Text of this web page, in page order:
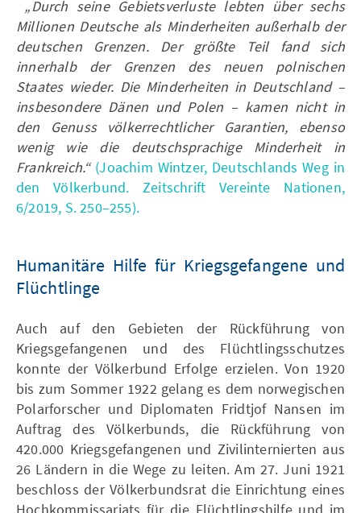
„Durch seine Ge­bietsverluste lebten über sechs
Millionen Deutsche als Minderheiten außerhalb der
deutschen Grenzen. Der größte Teil fand sich
innerhalb der Grenzen des neuen polnischen
Staates wieder. Die Minder­heiten in Deutschland –
insbesondere Dänen und Polen – kamen nicht in
den Genuss völkerrechtli­cher Garantien, ebenso
wenig wie die deutschspra­chige Minderheit in
Frankreich.“ (Joachim Wintzer, Deutschlands Weg in
den Völkerbund. Zeitschrift Vereinte Nationen,
6/2019, S. 250–255).
Humanitäre Hilfe für Kriegsgefangene und
Flüchtlinge
Auch auf den Gebieten der Rückführung von
Kriegsgefangenen und des Flüchtlingsschutzes
konnte der Völkerbund Erfolge erzielen. Von 1920
bis zum Sommer 1922 gelang es dem norwegischen
Polarforscher und Diplomaten Fridtjof Nansen im
Auftrag des Völkerbunds, die Rückführung von
420.000 Kriegsgefangenen und Zivilinternierten aus
26 Ländern in die Wege zu leiten. Am 27. Juni 1921
beschloss der Völkerbundsrat die Einrichtung eines